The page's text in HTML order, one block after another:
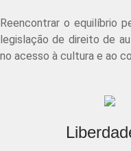
Reencontrar o equilíbrio
legislação de direito de
no acesso à cultura e ao